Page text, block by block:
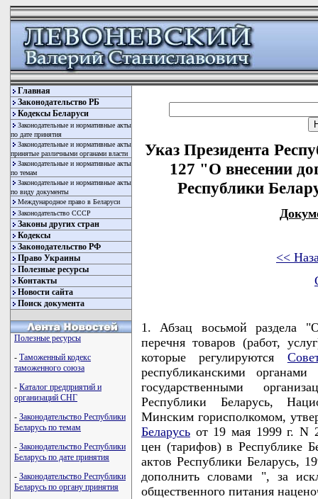
Главная
Законодательство РБ
Кодексы Беларуси
Законодательные и нормативные акты
по дате принятия
Законодательные и нормативные акты
принятые различными органами власти
Законодательные и нормативные акты
по темам
Законодательные и нормативные акты
по виду документы
Международное право в Беларуси
Законодательство СССР
Законы других стран
Кодексы
Законодательство РФ
Право Украины
Полезные ресурсы
Контакты
Новости сайта
Поиск документа
Полезные ресурсы
- Таможенный кодекс
таможенного союза
- Каталог предприятий и
организаций СНГ
- Законодательство Республики
Беларусь по темам
- Законодательство Республики
Беларусь по дате принятия
- Законодательство Республики
Беларусь по органу принятия
Указ Президента
127 "О внесении
Республики
<<
1. Абзац восьмой раздела
перечня товаров (работ,
которые регулируются
республиканскими
государственными
Республики Беларусь,
Минским горисполкомом,
Беларусь от 19 мая 1999 г. N
цен (тарифов) в Республике
актов Республики Беларусь,
дополнить словами ", за
общественного питания